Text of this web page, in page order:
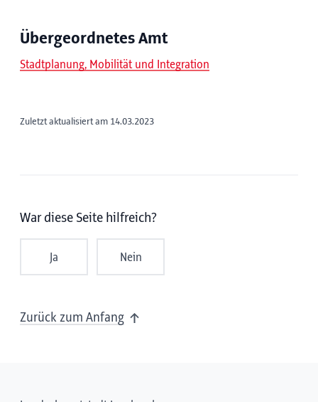
Übergeordnetes Amt
Stadtplanung, Mobilität und Integration
Zuletzt aktualisiert am 14.03.2023
War diese Seite hilfreich?
Ja Nein
Zurück zum Anfang